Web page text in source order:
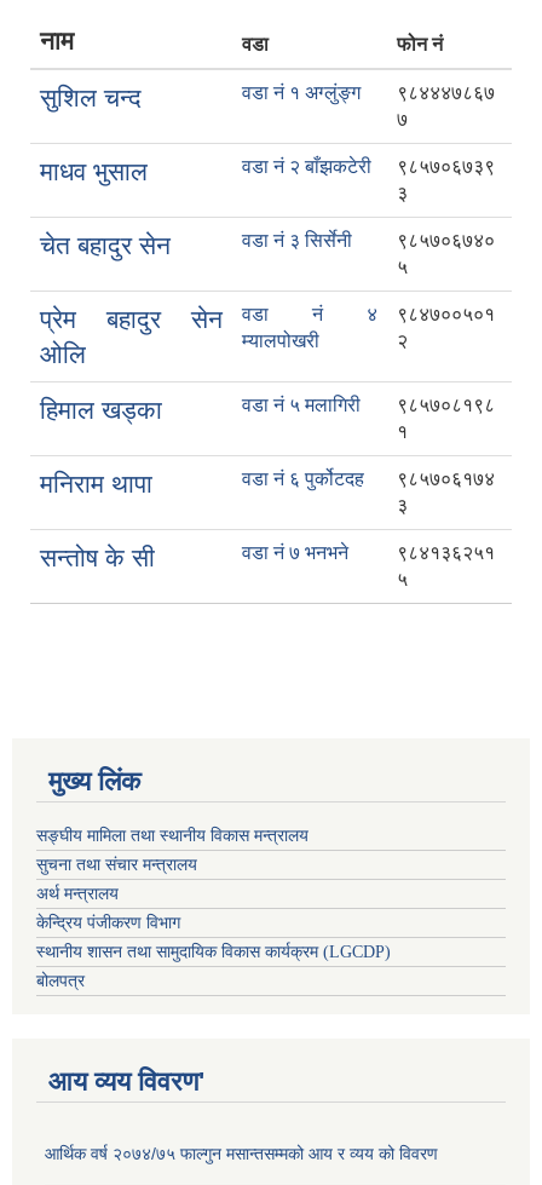
नाम वडा फोन नं
सुशिल चन्द वडा नं १ अग्लुंङ्ग
९८४४४७८६७
७
माधव भुसाल वडा नं २ बाँझकटेरी
९८५७०६७३९
३
चेत बहादुर सेन वडा नं ३ सिर्सेनी
९८५७०६७४०
५
प्रेम बहादुर सेन
ओलि
वडा नं ४
म्यालपोखरी
९८४७००५०१
२
हिमाल खड्का वडा नं ५ मलागिरी
९८५७०८१९८
१
मनिराम थापा वडा नं ६ पुर्कोटदह
९८५७०६१७४
३
सन्तोष के सी वडा नं ७ भनभने
९८४१३६२५१
५
मुख्य लिंक
सङ्घीय मामिला तथा स्थानीय विकास मन्त्रालय
सुचना तथा संचार मन्त्रालय
अर्थ मन्त्रालय
केन्द्रिय पंजीकरण विभाग
स्थानीय शासन तथा सामुदायिक विकास कार्यक्रम (LGCDP)
बोलपत्र
आय व्यय विवरण'
आर्थिक वर्ष २०७४/७५ फाल्गुन मसान्तसम्मको आय र व्यय को विवरण